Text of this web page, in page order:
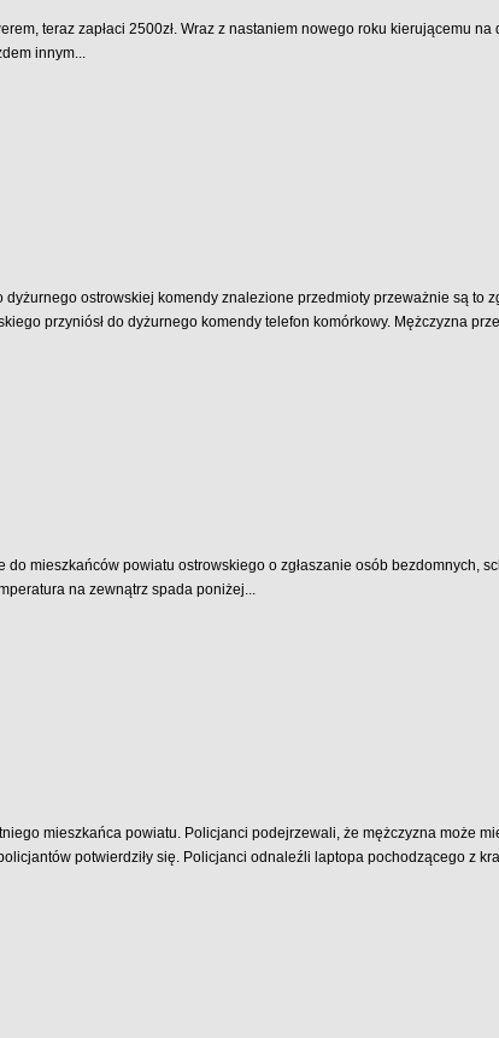
teraz zapłaci 2500zł. Wraz z nastaniem nowego roku kierującemu na
innym...
ostrowskiej komendy znalezione przedmioty przeważnie są to
przyniósł do dyżurnego komendy telefon komórkowy. Mężczyzna
mieszkańców powiatu ostrowskiego o zgłaszanie osób bezdomnych,
na zewnątrz spada poniżej...
mieszkańca powiatu. Policjanci podejrzewali, że mężczyzna może
potwierdziły się. Policjanci odnaleźli laptopa pochodzącego z